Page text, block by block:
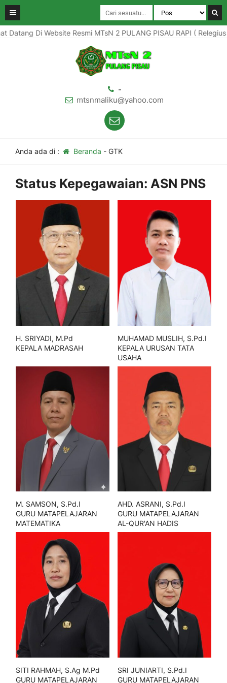
Datang Di Website Resmi MTsN 2 PULANG PISAU RAPI (
-
mtsnmaliku@yahoo.com
Anda ada di : Beranda - GTK
Status Kepegawaian: ASN PNS
H. SRIYADI, M.Pd
KEPALA MADRASAH
MUHAMAD MUSLIH, S.Pd.I
KEPALA URUSAN TATA
USAHA
M. SAMSON, S.Pd.I
GURU MATAPELAJARAN
MATEMATIKA
AHD. ASRANI, S.Pd.I
GURU MATAPELAJARAN
AL-QUR'AN HADIS
SITI RAHMAH, S.Ag M.Pd
GURU MATAPELAJARAN
SRI JUNIARTI, S.Pd.I
GURU MATAPELAJARAN